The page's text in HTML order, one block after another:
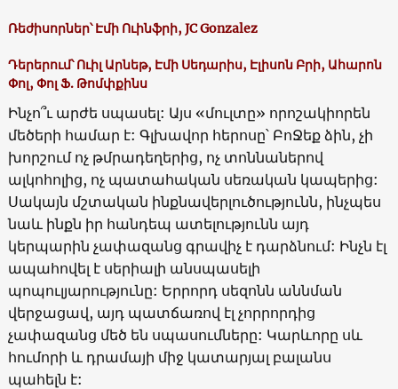
Ռեժիսորներ՝ Էմի Ուինֆրի, JC Gonzalez
Դերերում՝ Ուիլ Արնեթ, Էմի Սեդարիս, Էլիսոն Բրի, Ահարոն
Փոլ, Փոլ Ֆ. Թոմփքինս
Ինչո՞ւ արժե սպասել: Այս «մուլտը» որոշակիորեն
մեծերի համար է: Գլխավոր հերոսը՝ ԲոՋեք ձին, չի
խորշում ոչ թմրադեղերից, ոչ տոննաներով
ալկոհոլից, ոչ պատահական սեռական կապերից:
Սակայն մշտական ինքնավերլուծությունն, ինչպես
նաև ինքն իր հանդեպ ատելությունն այդ
կերպարին չափազանց գրավիչ է դարձնում: Ինչն էլ
ապահովել է սերիալի անսպասելի
պոպուլյարությունը: Երրորդ սեզոնն աննման
վերջացավ, այդ պատճառով էլ չորրորդից
չափազանց մեծ են սպասումները: Կարևորը սև
հումորի և դրամայի միջ կատարյալ բալանս
պահելն է: